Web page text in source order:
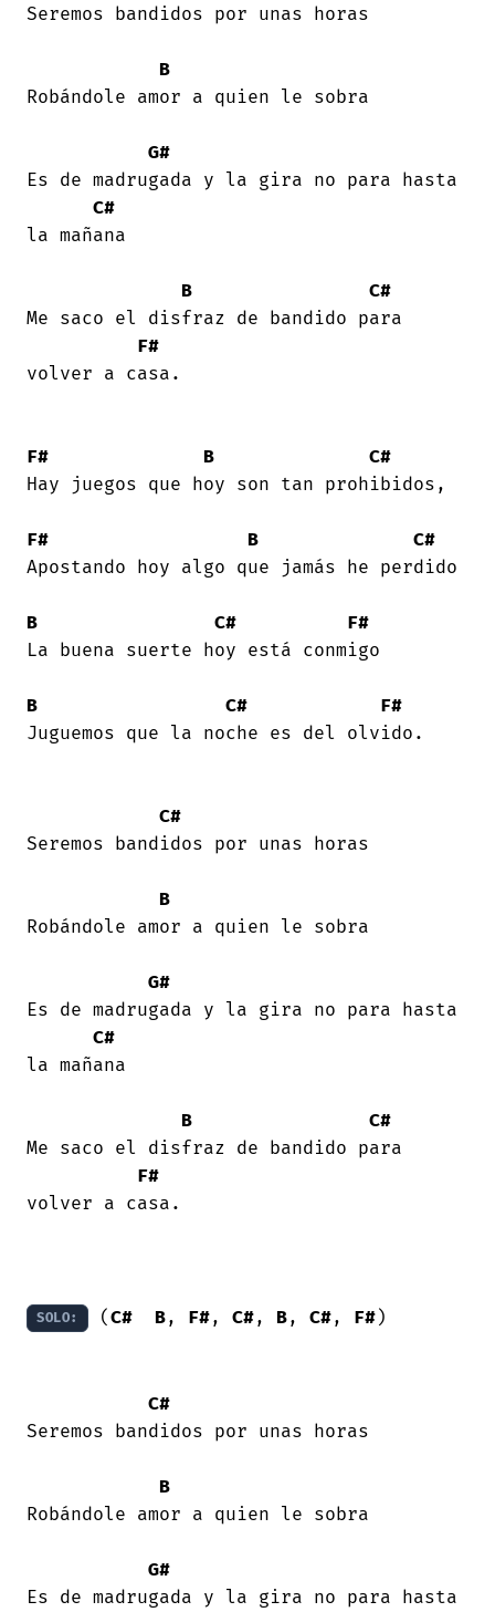
Seremos bandidos por unas horas
B
Robándole amor a quien le sobra
G#
Es de madrugada y la gira no para hasta
C#
la mañana
B
C#
Me saco el disfraz de bandido para
F#
volver a casa.
F# B
C#
Hay juegos que hoy son tan prohibidos,
F# B
C#
Apostando hoy algo que jamás he perdido
B C#
F#
La buena suerte hoy está conmigo
B C#
F#
Juguemos que la noche es del olvido.
C#
Seremos bandidos por unas horas
B
Robándole amor a quien le sobra
G#
Es de madrugada y la gira no para hasta
C#
la mañana
B
C#
Me saco el disfraz de bandido para
F#
volver a casa.
SOLO: (C# B, F#, C#, B, C#, F#)
C#
Seremos bandidos por unas horas
B
Robándole amor a quien le sobra
G#
Es de madrugada y la gira no para hasta